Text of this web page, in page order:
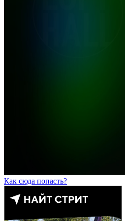
Как сюда попасть?